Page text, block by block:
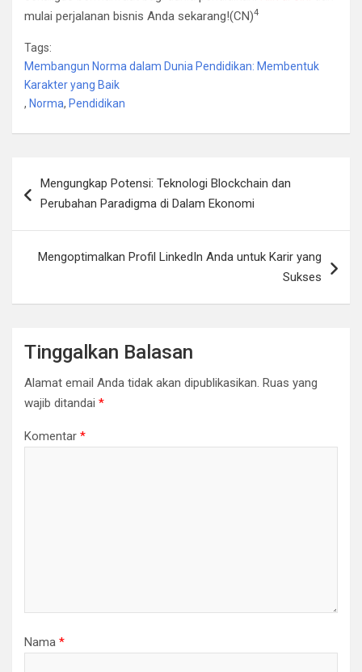
mulai perjalanan bisnis Anda sekarang!(CN)4
Tags:
Membangun Norma dalam Dunia Pendidikan: Membentuk
Karakter yang Baik
, Norma, Pendidikan
posMengungkap Potensi: Teknologi Blockchain dan
Perubahan Paradigma di Dalam Ekonomi
Mengoptimalkan Profil LinkedIn Anda untuk Karir yang
Sukses
Tinggalkan Balasan
Alamat email Anda tidak akan dipublikasikan. Ruas yang
wajib ditandai *
Komentar *
Nama *